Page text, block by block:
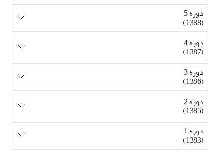
دوره 5
(1388)
دوره 4
(1387)
دوره 3
(1386)
دوره 2
(1385)
دوره 1
(1383)